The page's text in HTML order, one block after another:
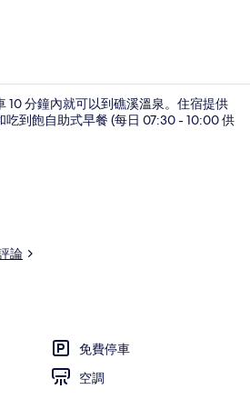
10 分鐘內就可以到礁溪溫泉。住宿提供
到飽自助式早餐 (每日 07:30 - 10:00 供
論
免費停車
空調